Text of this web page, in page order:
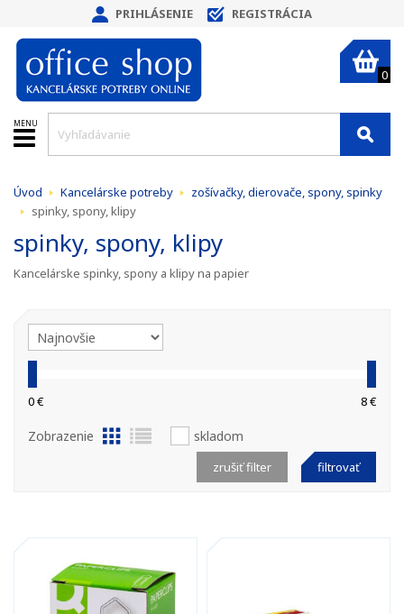
PRIHLÁSENIE REGISTRÁCIA
0
MENU
Úvod Kancelárske potreby
zošívačky, dierovače, spony, spinky
spinky, spony, klipy
spinky, spony, klipy
Kancelárske spinky, spony a klipy na papier
0 € 8 €
Zobrazenie skladom
filtrovať
zrušiť filter